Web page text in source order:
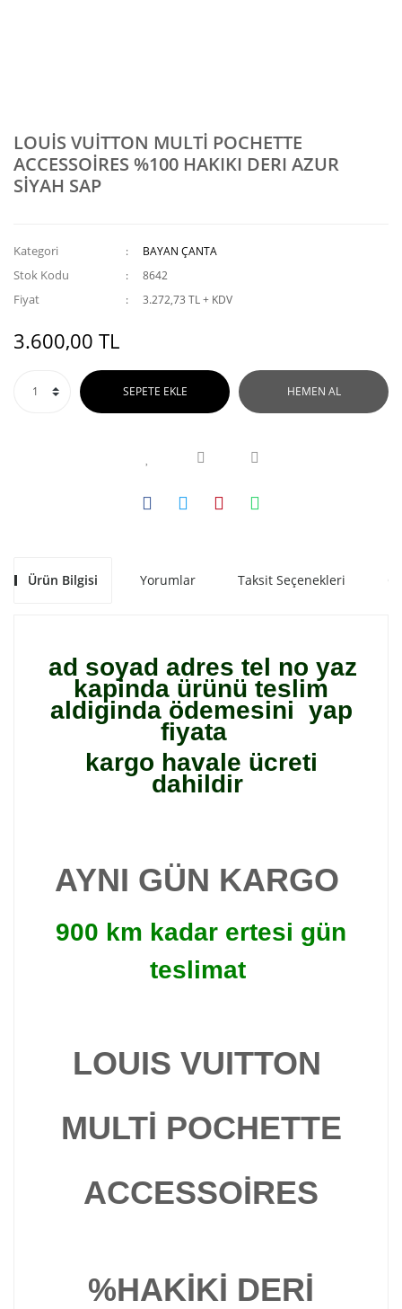
LOUİS VUİTTON MULTİ POCHETTE
ACCESSOİRES %100 HAKIKI DERI AZUR
SİYAH SAP
Kategori BAYAN ÇANTA
Stok Kodu 8642
Fiyat 3.272,73 TL + KDV
3.600,00 TL
SEPETE EKLE HEMEN AL
Ürün Bilgisi Yorumlar Taksit Seçenekleri
ad soyad adres tel no yaz
kapinda ürünü teslim
aldiginda ödemesini yap
fiyata
kargo havale ücreti
dahildir
AYNI GÜN KARGO
900 km kadar ertesi gün
teslimat
LOUIS VUITTON
MULTİ POCHETTE
ACCESSOİRES
%HAKİKİ DERİ